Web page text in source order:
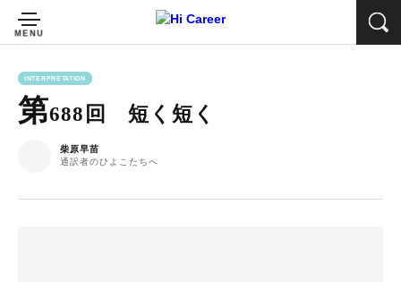
INTERPRETATION
第688回 短く短く
柴原早苗
通訳者のひよこたちへ